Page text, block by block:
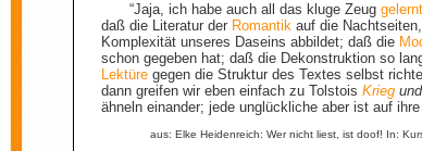
“Jaja, ich habe auch all das kluge Zeuggelernt
daß die Literatur der Romantik auf die
Komplexität unseres Daseins abbildet; daß die
schon gegeben hat; daß die Dekonstruktion so
Lektüre gegen die Struktur des Textes selbst
dann greifen wir eben einfach zu TolstoisKrieg
ähneln einander; jede unglückliche aber ist auf
aus: Elke Heidenreich: Wer nicht liest, ist doof! In: